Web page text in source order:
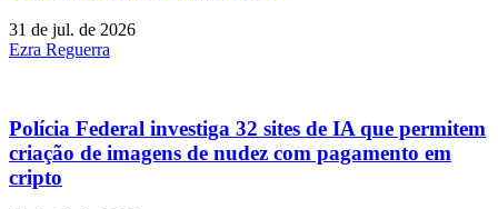
31 de jul. de 2026
Ezra Reguerra
Polícia Federal investiga 32 sites de IA que permitem
criação de imagens de nudez com pagamento em
cripto